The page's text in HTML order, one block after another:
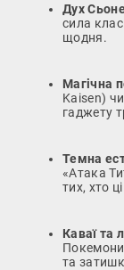
Дух
сила
щодня.
Магічна
Kaisen)
гаджету
Темна
«Атака
тих, хто
Каваї та
та